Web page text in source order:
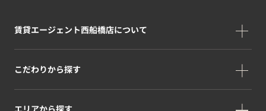
賃貸エージェント西船橋店について
こだわりから探す